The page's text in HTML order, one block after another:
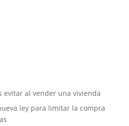
evitar al vender una vivienda
ley para limitar la compra